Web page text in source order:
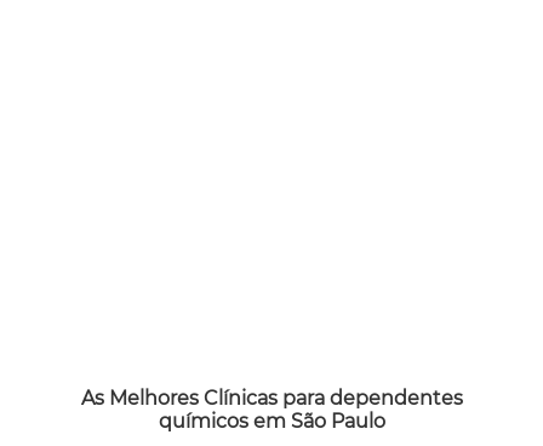
As Melhores Clínicas para dependentes
químicos em São Paulo